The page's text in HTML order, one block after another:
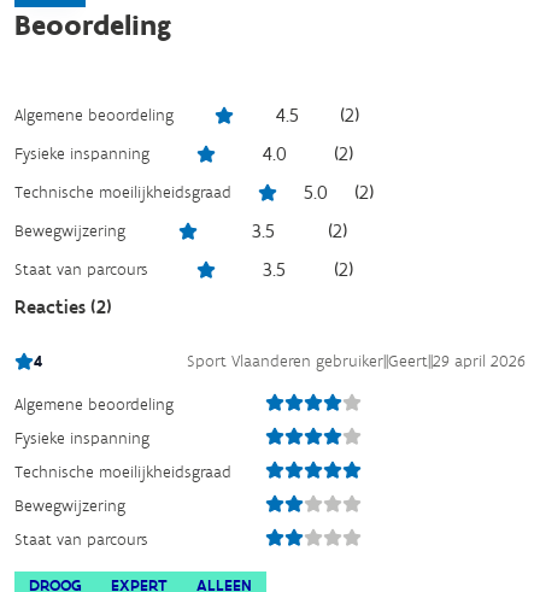
Beoordeling
Algemene beoordeling 4.5 (2)
Fysieke inspanning 4.0 (2)
Technische moeilijkheidsgraad 5.0 (2)
Bewegwijzering 3.5 (2)
Staat van parcours 3.5 (2)
Reacties (2)
4 Sport Vlaanderen gebruiker||Geert||29 april 2026
Algemene beoordeling
Fysieke inspanning
Technische moeilijkheidsgraad
Bewegwijzering
Staat van parcours
DROOG EXPERT ALLEEN